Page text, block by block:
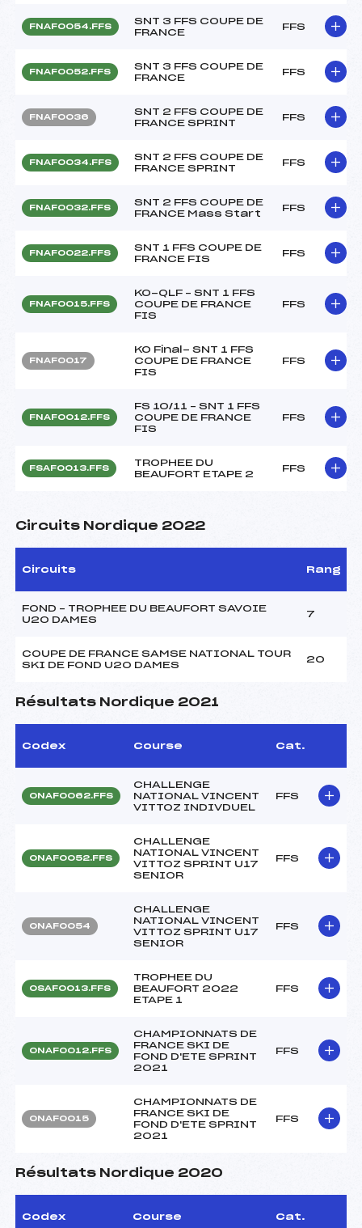
FNAF0054.FFS
SNT 3 FFS COUPE DE
FRANCE
FFS
FNAF0052.FFS
SNT 3 FFS COUPE DE
FRANCE
FFS
FNAF0036
SNT 2 FFS COUPE DE
FRANCE SPRINT
FFS
FNAF0034.FFS
SNT 2 FFS COUPE DE
FRANCE SPRINT
FFS
FNAF0032.FFS
SNT 2 FFS COUPE DE
FRANCE Mass Start
FFS
FNAF0022.FFS
SNT 1 FFS COUPE DE
FRANCE FIS
FFS
FNAF0015.FFS
KO-QLF – SNT 1 FFS
COUPE DE FRANCE
FIS
FFS
FNAF0017
KO Final- SNT 1 FFS
COUPE DE FRANCE
FIS
FFS
FNAF0012.FFS
FS 10/11 – SNT 1 FFS
COUPE DE FRANCE
FIS
FFS
FSAF0013.FFS
TROPHEE DU
BEAUFORT ETAPE 2
FFS
Circuits Nordique 2022
Circuits Rang
FOND – TROPHEE DU BEAUFORT SAVOIE
U20 DAMES
7
COUPE DE FRANCE SAMSE NATIONAL TOUR
SKI DE FOND U20 DAMES
20
Résultats Nordique 2021
Codex Course Cat.
ONAF0062.FFS
CHALLENGE
NATIONAL VINCENT
VITTOZ INDIVDUEL
FFS
ONAF0052.FFS
CHALLENGE
NATIONAL VINCENT
VITTOZ SPRINT U17
SENIOR
FFS
ONAF0054
CHALLENGE
NATIONAL VINCENT
VITTOZ SPRINT U17
SENIOR
FFS
OSAF0013.FFS
TROPHEE DU
BEAUFORT 2022
ETAPE 1
FFS
ONAF0012.FFS
CHAMPIONNATS DE
FRANCE SKI DE
FOND D'ETE SPRINT
2021
FFS
ONAF0015
CHAMPIONNATS DE
FRANCE SKI DE
FOND D'ETE SPRINT
2021
FFS
Résultats Nordique 2020
Codex Course Cat.